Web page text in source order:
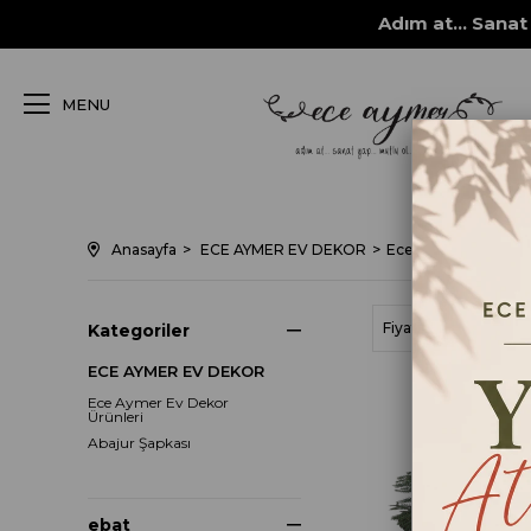
Adım at...
MENU
Anasayfa ECE AYMER EV DEKOR Ece Aymer Ev
Kategoriler
ECE AYMER EV DEKOR
Ece Aymer Ev Dekor
Ürünleri
Abajur Şapkası
ebat
Fiyata Göre (Artan)